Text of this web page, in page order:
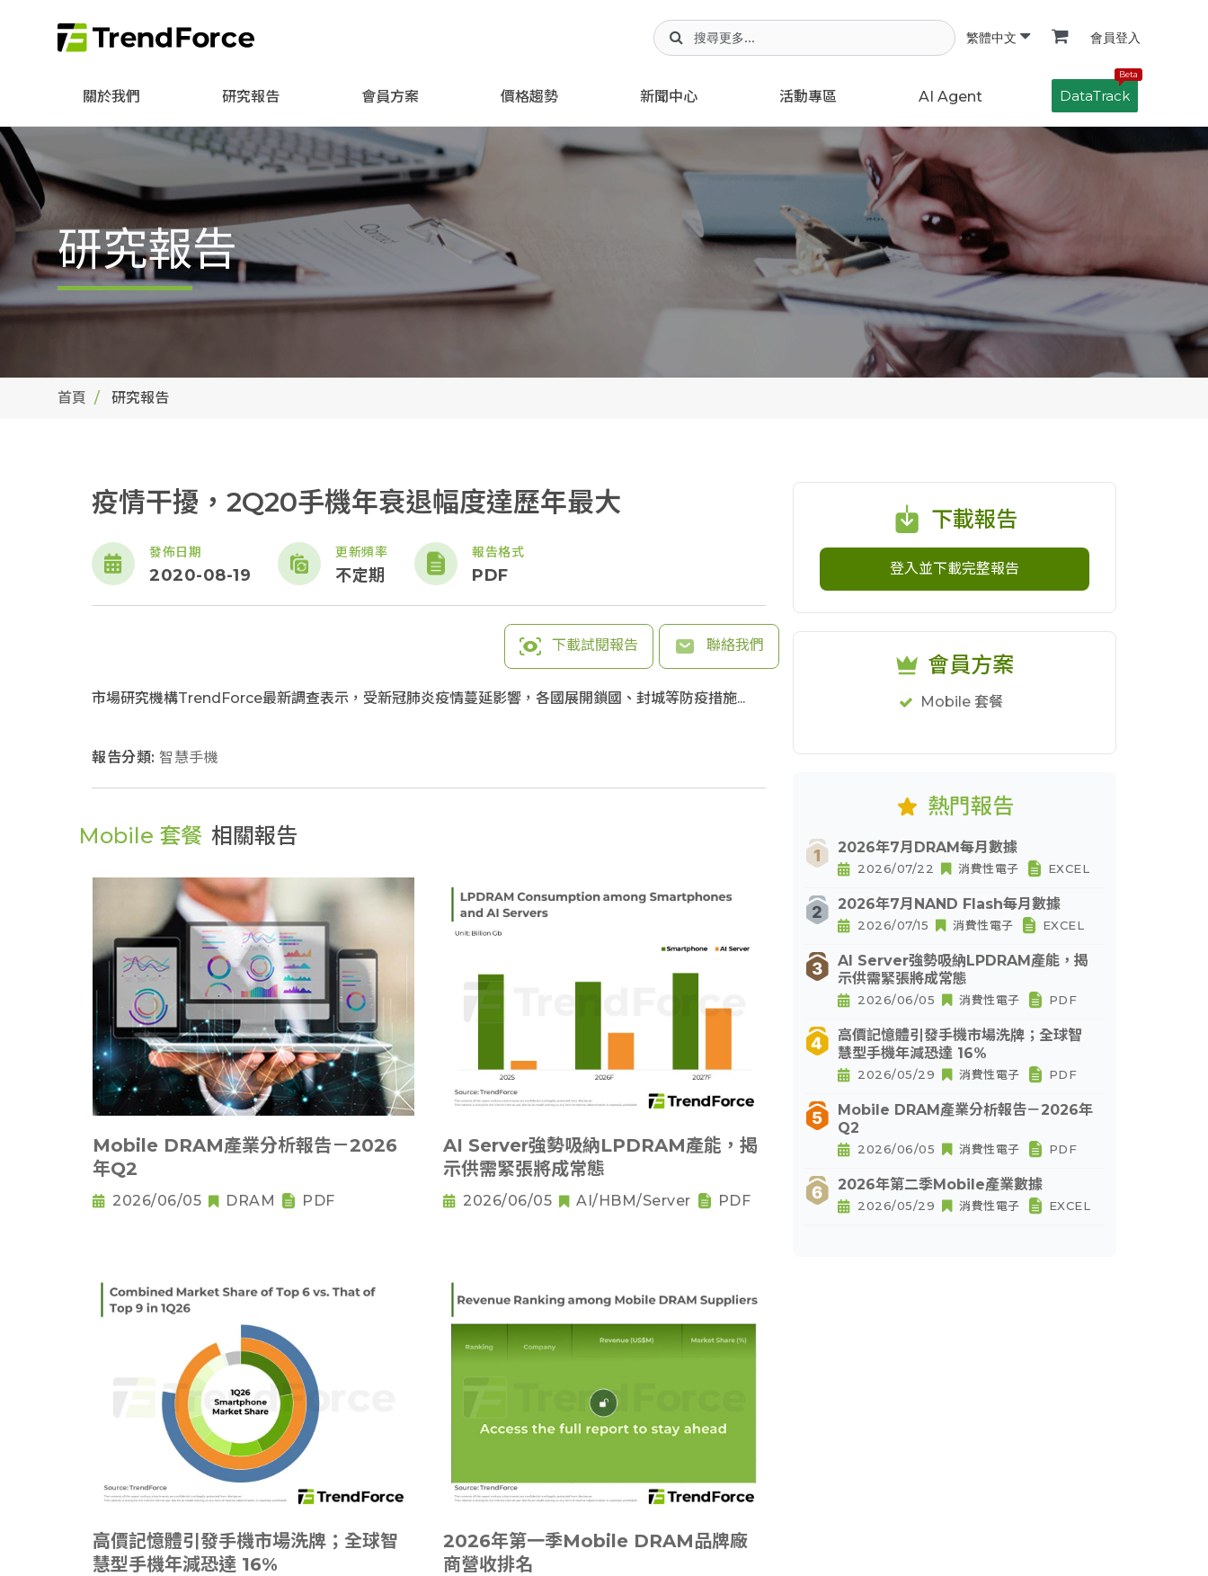
繁體中文 會員登入
關於我們 研究報告 會員方案 價格趨勢 新聞中心 活動專區 AI Agent
Beta
DataTrack
研究報告
首頁 研究報告
疫情干擾，2Q20手機年衰退幅度達歷年最大
發佈日期
2020-08-19
更新頻率
不定期
報告格式
PDF
下載試閱報告 聯絡我們
市場研究機構TrendForce最新調查表示，受新冠肺炎疫情蔓延影響，各國展開鎖國、封城等防疫措施...
報告分類: 智慧手機
Mobile 套餐 相關報告
Mobile DRAM產業分析報告－2026
年Q2
2026/06/05 DRAM PDF
AI Server強勢吸納LPDRAM產能，揭
示供需緊張將成常態
2026/06/05 AI/HBM/Server PDF
高價記憶體引發手機市場洗牌；全球智
慧型手機年減恐達 16%
2026年第一季Mobile DRAM品牌廠
商營收排名
下載報告
登入並下載完整報告
會員方案
Mobile 套餐
熱門報告
2026年7月DRAM每月數據
2026/07/22 消費性電子 EXCEL
2026年7月NAND Flash每月數據
2026/07/15 消費性電子 EXCEL
AI Server強勢吸納LPDRAM產能，揭
示供需緊張將成常態
2026/06/05 消費性電子 PDF
高價記憶體引發手機市場洗牌；全球智
慧型手機年減恐達 16%
2026/05/29 消費性電子 PDF
Mobile DRAM產業分析報告－2026年
Q2
2026/06/05 消費性電子 PDF
2026年第二季Mobile產業數據
2026/05/29 消費性電子 EXCEL